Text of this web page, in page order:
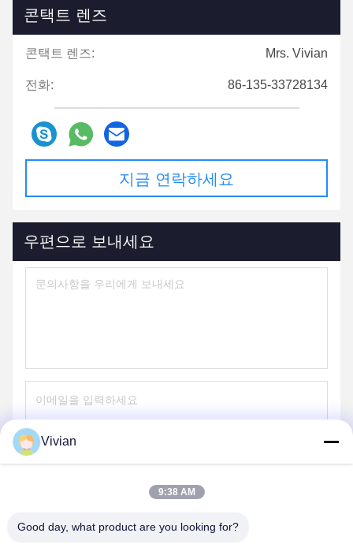
콘택트 렌즈
콘택트 렌즈: Mrs. Vivian
전화: 86-135-33728134
지금 연락하세요
우편으로 보내세요
Vivian
9:38 AM
Good day, what product are you looking for?